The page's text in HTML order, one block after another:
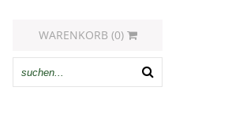
WARENKORB (0)